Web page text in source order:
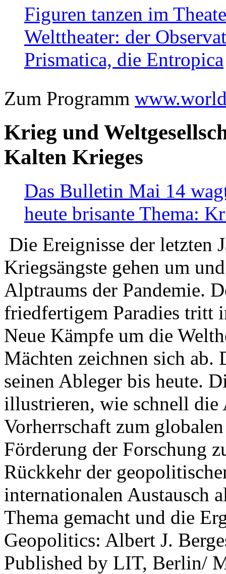
Figuren tanzen im
Welttheater: der
Prismatica, die Entropica
Zum Programm
Krieg und
Kalten Krieges
Das Bulletin Mai 14
heute brisante Thema:
Die Ereignisse der letzten
Kriegsängste gehen um
Alptraums der Pandemie.
friedfertigem Paradies tritt
Neue Kämpfe um die
Mächten zeichnen sich
seinen Ableger bis heute.
illustrieren, wie schnell die
Vorherrschaft zum
Förderung der Forschung
Rückkehr der
internationalen Austausch
Thema gemacht und die
Geopolitics: Albert J.
Published by LIT, Berlin/